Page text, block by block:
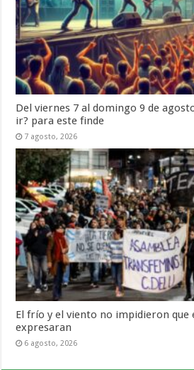
Del viernes 7 al domingo 9 de
ir? para este finde
7 agosto, 2026
El frío y el viento no impidieron que
expresaran
6 agosto, 2026